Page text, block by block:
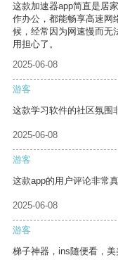
这款加速器app简直是居
作办公，都能畅享高速网
候，经常因为网速慢而无
用担心了。
2025-06-08
游客
这款学习软件的社区氛围
2025-06-08
游客
这款app的用户评论非常
2025-06-08
游客
梯子神器，ins随便看，美